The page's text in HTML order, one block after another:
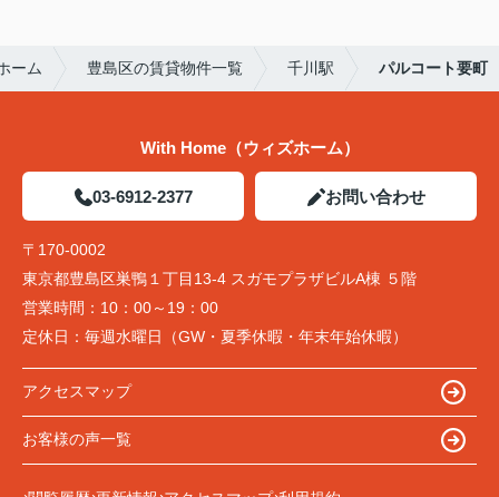
ーム 豊島区の賃貸物件一覧 千川駅 パルコート要町
With Home（ウィズホーム）
03-6912-2377 お問い合わせ
〒170-0002
東京都豊島区巣鴨１丁目13-4 スガモプラザビルA棟 ５階
営業時間： 10：00～19：00
定休日： 毎週水曜日（GW・夏季休暇・年末年始休暇）
アクセスマップ
お客様の声一覧